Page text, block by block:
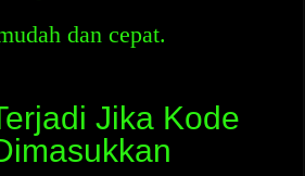
dan cepat.
Jika Kode